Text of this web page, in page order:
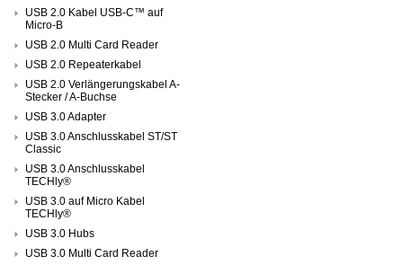
USB 2.0 Kabel USB-C™ auf
Micro-B
USB 2.0 Multi Card Reader
USB 2.0 Repeaterkabel
USB 2.0 Verlängerungskabel A-
Stecker / A-Buchse
USB 3.0 Adapter
USB 3.0 Anschlusskabel ST/ST
Classic
USB 3.0 Anschlusskabel
TECHly®
USB 3.0 auf Micro Kabel
TECHly®
USB 3.0 Hubs
USB 3.0 Multi Card Reader